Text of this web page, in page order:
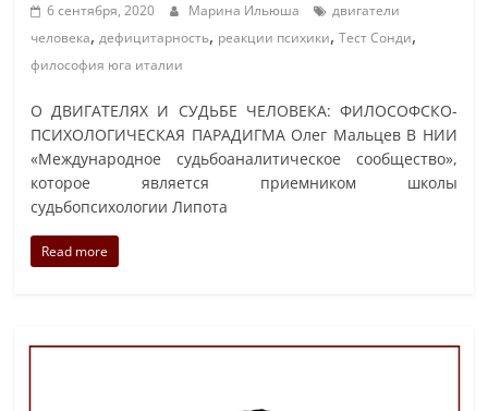
6 сентября, 2020 Марина Ильюша
двигатели
человека,дефицитарность, реакции психики,Тест Сонди,
философия юга италии
О ДВИГАТЕЛЯХ И СУДЬБЕ ЧЕЛОВЕКА: ФИЛОСОФСКО-
ПСИХОЛОГИЧЕСКАЯ ПАРАДИГМА Олег Мальцев В НИИ
«Международное судьбоаналитическое сообщество»,
которое является приемником школы
судьбопсихологии Липота
Read more